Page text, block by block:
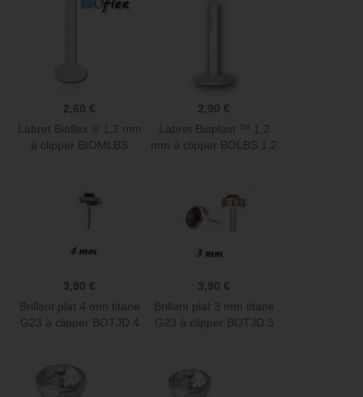
2,60 €
Labret Bioflex ® 1,2 mm
à clipper BIOMLBS
2,90 €
Labret Bioplast ™ 1,2
mm à clipper BOLBS 1.2
3,90 €
Brillant plat 4 mm titane
G23 à clipper BOTJD 4
3,90 €
Brillant plat 3 mm titane
G23 à clipper BOTJD 3